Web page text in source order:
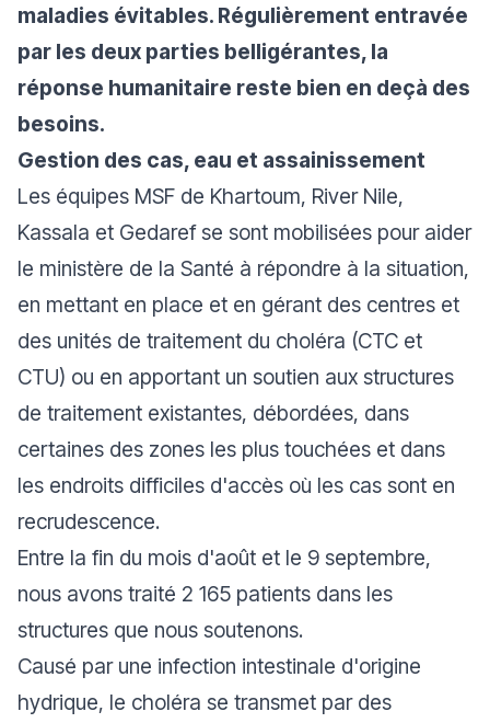
maladies évitables. Régulièrement entravée
par les deux parties belligérantes, la
réponse humanitaire reste bien en deçà des
besoins.
Gestion des cas, eau et assainissement
Les équipes MSF de Khartoum, River Nile,
Kassala et Gedaref se sont mobilisées pour aider
le ministère de la Santé à répondre à la situation,
en mettant en place et en gérant des centres et
des unités de traitement du choléra (CTC et
CTU) ou en apportant un soutien aux structures
de traitement existantes, débordées, dans
certaines des zones les plus touchées et dans
les endroits difficiles d'accès où les cas sont en
recrudescence.
Entre la fin du mois d'août et le 9 septembre,
nous avons traité 2 165 patients dans les
structures que nous soutenons.
Causé par une infection intestinale d'origine
hydrique, le choléra se transmet par des